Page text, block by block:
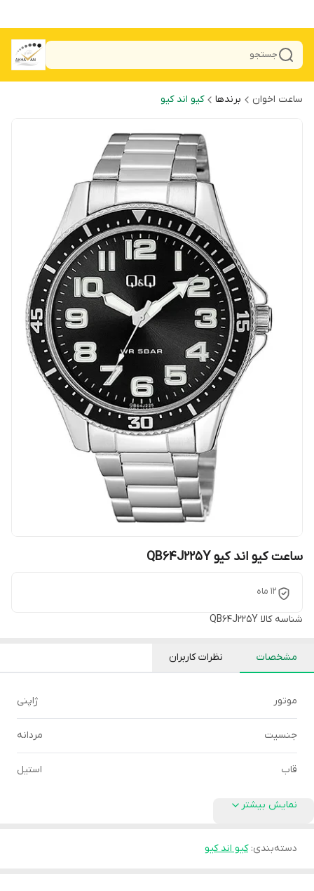
جستجو
ساعت اخوان برندها کیو اند کیو
ساعت کیو اند کیو QB64J225Y
12 ماه
شناسه کالا QB64J225Y
مشخصات نظرات کاربران
موتور ژاپنی
جنسیت مردانه
قاب استیل
نمایش بیشتر
دسته‌بندی:کیو اند کیو